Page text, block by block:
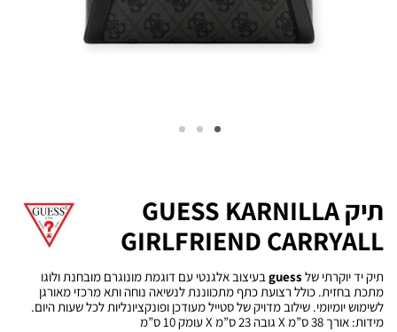
תיק GUESS KARNILLA
GIRLFRIEND CARRYALL
תיק יד יוקרתי שלguessבעיצוב אלגנטי עם דוגמת מונוגרם מובחנת ולוגו
מתכת בחזית. כולל רצועת כתף מתכווננת לנשיאה נוחה ותא מרכזי מאורגן
לשימוש יומיומי. שילוב מדויק של סטייל מעודכן ופונקציונליות לכל שעות היום.
מידות: אורך 38 ס”מ X גובה 23 ס”מ X עומק 10 ס”מ